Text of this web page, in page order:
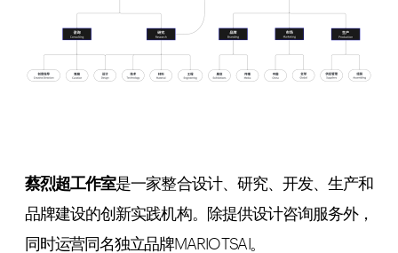
蔡烈超工作室是一家整合设计、研究、开发、生产和
品牌建设的创新实践机构。除提供设计咨询服务外，
同时运营同名独立品牌MARIO TSAI。